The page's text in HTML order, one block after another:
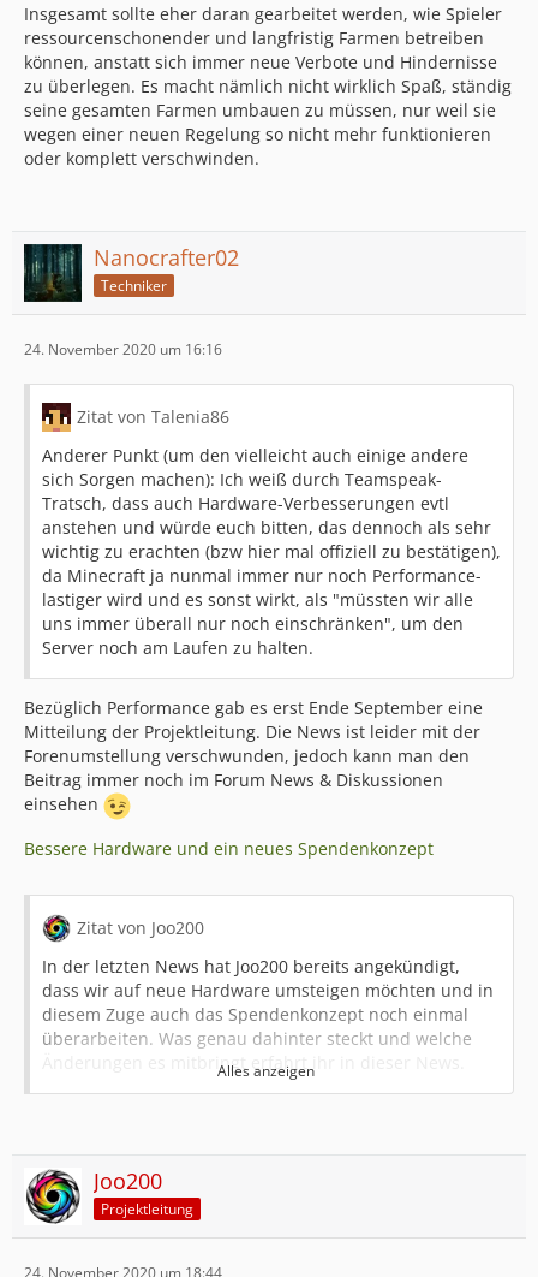
Insgesamt sollte eher daran gearbeitet werden, wie Spieler
ressourcenschonender und langfristig Farmen betreiben
können, anstatt sich immer neue Verbote und Hindernisse
zu überlegen. Es macht nämlich nicht wirklich Spaß, ständig
seine gesamten Farmen umbauen zu müssen, nur weil sie
wegen einer neuen Regelung so nicht mehr funktionieren
oder komplett verschwinden.
Nanocrafter02
Techniker
24. November 2020 um 16:16
Zitat von Talenia86
Anderer Punkt (um den vielleicht auch einige andere
sich Sorgen machen): Ich weiß durch Teamspeak-
Tratsch, dass auch Hardware-Verbesserungen evtl
anstehen und würde euch bitten, das dennoch als sehr
wichtig zu erachten (bzw hier mal offiziell zu bestätigen),
da Minecraft ja nunmal immer nur noch Performance-
lastiger wird und es sonst wirkt, als "müssten wir alle
uns immer überall nur noch einschränken", um den
Server noch am Laufen zu halten.
Bezüglich Performance gab es erst Ende September eine
Mitteilung der Projektleitung. Die News ist leider mit der
Forenumstellung verschwunden, jedoch kann man den
Beitrag immer noch im Forum News & Diskussionen
einsehen
Bessere Hardware und ein neues Spendenkonzept
Zitat von Joo200
In der letzten News hat Joo200 bereits angekündigt,
dass wir auf neue Hardware umsteigen möchten und in
diesem Zuge auch das Spendenkonzept noch einmal
überarbeiten. Was genau dahinter steckt und welche
Änderungen es mitbringt erfahrt ihr in dieser News.
Zumindest mich hat es sehr überrascht zu sehen, wie
Terraconia mit den Jahren durch neue Anpassungen
und Verbesserungen immer professioneller wurde.
unglaublich viel dazu gelernt.
Alles anzeigen
Joo200
Projektleitung
24. November 2020 um 18:44